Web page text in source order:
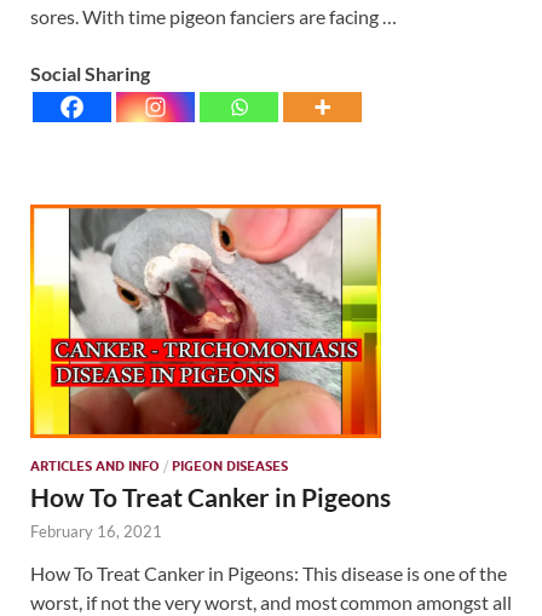
sores. With time pigeon fanciers are facing …
Social Sharing
ARTICLES AND INFO / PIGEON DISEASES
How To Treat Canker in Pigeons
February 16, 2021
How To Treat Canker in Pigeons: This disease is one of the
worst, if not the very worst, and most common amongst all